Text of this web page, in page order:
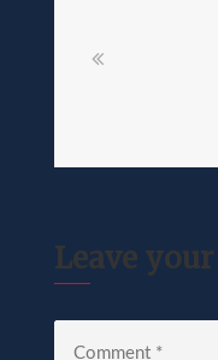
Leave